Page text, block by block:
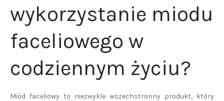
wykorzystanie miodu
faceliowego w
codziennym życiu?
Miód faceliowy to niezwykle wszechstronny produkt, który